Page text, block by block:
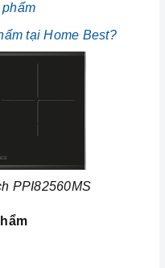
tại Home Best?
PPI82560MS